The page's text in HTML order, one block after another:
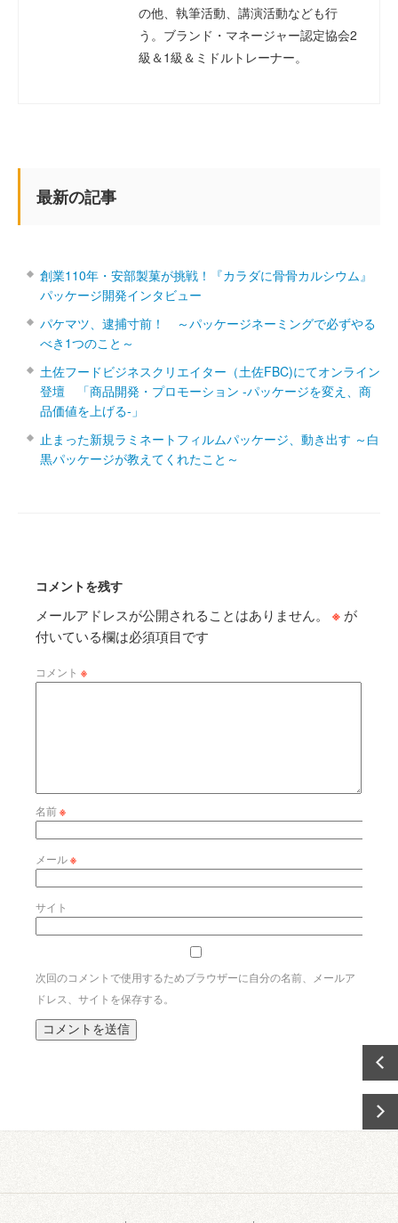
の他、執筆活動、講演活動なども行
う。ブランド・マネージャー認定協会2
級＆1級＆ミドルトレーナー。
最新の記事
創業110年・安部製菓が挑戦！『カラダに骨骨カルシウム』
パッケージ開発インタビュー
パケマツ、逮捕寸前！ ～パッケージネーミングで必ずやる
べき1つのこと～
土佐フードビジネスクリエイター（土佐FBC)にてオンライン
登壇 「商品開発・プロモーション ‐パッケージを変え、商
品価値を上げる‐」
止まった新規ラミネートフィルムパッケージ、動き出す ～白
黒パッケージが教えてくれたこと～
コメントを残す
メールアドレスが公開されることはありません。 ※ が
付いている欄は必須項目です
コメント ※
名前※
メール※
サイト
次回のコメントで使用するためブラウザーに自分の名前、メールア
ドレス、サイトを保存する。